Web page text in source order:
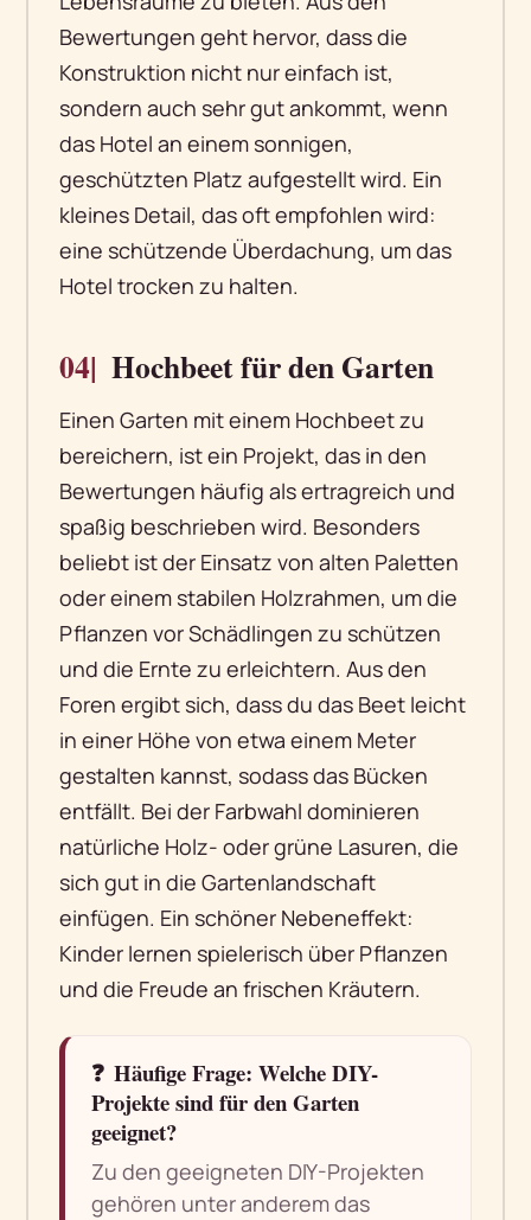
Bewertungen geht hervor, dass die
Konstruktion nicht nur einfach ist,
sondern auch sehr gut ankommt, wenn
das Hotel an einem sonnigen,
geschützten Platz aufgestellt wird. Ein
kleines Detail, das oft empfohlen wird:
eine schützende Überdachung, um das
Hotel trocken zu halten.
04| Hochbeet für den Garten
Einen Garten mit einem Hochbeet zu
bereichern, ist ein Projekt, das in den
Bewertungen häufig als ertragreich und
spaßig beschrieben wird. Besonders
beliebt ist der Einsatz von alten Paletten
oder einem stabilen Holzrahmen, um die
Pflanzen vor Schädlingen zu schützen
und die Ernte zu erleichtern. Aus den
Foren ergibt sich, dass du das Beet leicht
in einer Höhe von etwa einem Meter
gestalten kannst, sodass das Bücken
entfällt. Bei der Farbwahl dominieren
natürliche Holz- oder grüne Lasuren, die
sich gut in die Gartenlandschaft
einfügen. Ein schöner Nebeneffekt:
Kinder lernen spielerisch über Pflanzen
und die Freude an frischen Kräutern.
❓ Häufige Frage: Welche DIY-
Projekte sind für den Garten
geeignet?
Zu den geeigneten DIY-Projekten
gehören unter anderem das